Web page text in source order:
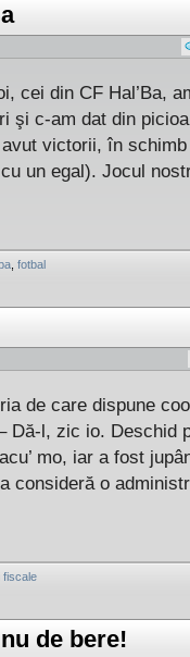
cei din CF Hal’Ba,
şi c-am dat din
victorii, în
un egal). Jocul
fotbal
de care dispune
Dă-l, zic io. Deschid
mo, iar a fost
consideră o
fiscale
nu de bere!